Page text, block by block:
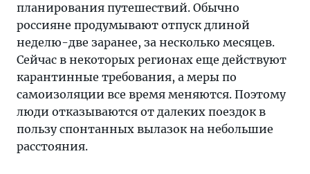
планирования путешествий. Обычно
россияне продумывают отпуск длиной
неделю-две заранее, за несколько месяцев.
Сейчас в некоторых регионах еще действуют
карантинные требования, а меры по
самоизоляции все время меняются. Поэтому
люди отказываются от далеких поездок в
пользу спонтанных вылазок на небольшие
расстояния.